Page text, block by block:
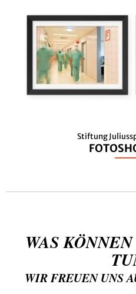
Stiftung
WAS
WIR FREUEN UNS